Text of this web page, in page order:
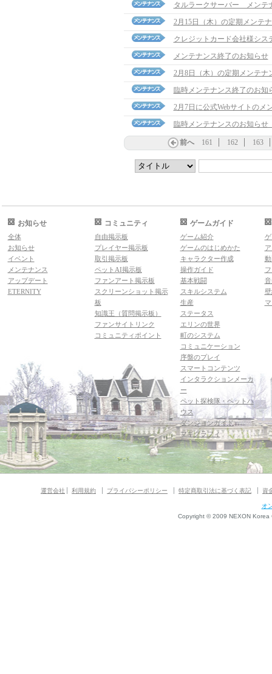
タルラークサーバー メンテ
2月15日（木）の定期メンテ
クレジットカード会社様シス
メンテナンス終了のお知らせ
2月8日（木）の定期メンテナ
臨時メンテナンス終了のお知
2月7日に公式Webサイトのメ
臨時メンテナンスのお知らせ
前へ 161 162 163
お知らせ
全体
お知らせ
イベント
メンテナンス
アップデート
ETERNITY
コミュニティ
自由掲示板
プレイヤー掲示板
取引掲示板
ペットAI掲示板
ファンアート掲示板
スクリーンショット掲示
板
知識王（質問掲示板）
ファンサイトリンク
コミュニティポイント
ゲームガイド
ゲーム紹介
ゲームのはじめかた
キャラクター作成
操作ガイド
基本戦闘
スキルシステム
生産
ステータス
エリンの世界
町のシステム
コミュニケーション
序盤のプレイ
スマートコンテンツ
インタラクションメーカ
ー
ペット探検隊・ペットハ
ウス
ダンジョンガイド
マギグラフィ
運営会社 利用規約 プライバシーポリシー 特定商取引法に基づく表記 資
オ
Copyright © 2009 NEXON Korea